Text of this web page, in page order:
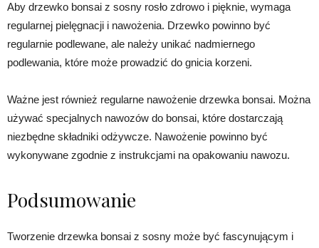
Aby drzewko bonsai z sosny rosło zdrowo i pięknie, wymaga
regularnej pielęgnacji i nawożenia. Drzewko powinno być
regularnie podlewane, ale należy unikać nadmiernego
podlewania, które może prowadzić do gnicia korzeni.
Ważne jest również regularne nawożenie drzewka bonsai. Można
używać specjalnych nawozów do bonsai, które dostarczają
niezbędne składniki odżywcze. Nawożenie powinno być
wykonywane zgodnie z instrukcjami na opakowaniu nawozu.
Podsumowanie
Tworzenie drzewka bonsai z sosny może być fascynującym i